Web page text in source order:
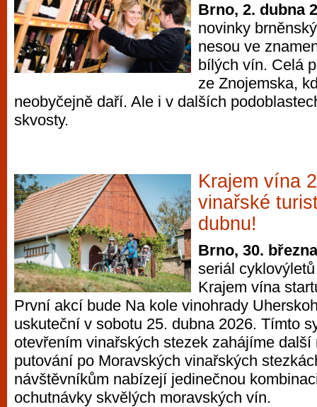
Brno, 2. dubna
novinky
nesou ve
bílých vín. Celá
ze Znojemska,
neobyčejně daří. Ale i v dalších
skvosty.
Krajem vína
vinařské
dubnu!
Brno, 30.
seriál
Krajem vína
První akcí bude Na kole vinohrady
uskuteční v sobotu 25. dubna 2026. Tímto
otevřením vinařských stezek zahájíme
putování po Moravských vinařských
návštěvníkům nabízejí jedinečnou
ochutnávky skvělých moravských vín.